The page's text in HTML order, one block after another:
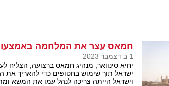
חמאס עצר את המלחמה
1 ב דצמבר 2023
יחיא סינוואר, מנהיג חמאס ברצועה, הצליח
ישראל תוך שימוש בחטופים כדי להאריך
וישראל הייתה צריכה לנהל עמו את המשא